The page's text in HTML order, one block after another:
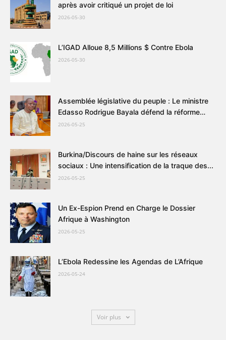
après avoir critiqué un projet de loi
2026-05-30
L’IGAD Alloue 8,5 Millions $ Contre Ebola
2026-05-30
Assemblée législative du peuple : Le ministre
Edasso Rodrigue Bayala défend la réforme
du...
2026-05-25
Burkina/Discours de haine sur les réseaux
sociaux : Une intensification de la traque des...
2026-05-25
Un Ex-Espion Prend en Charge le Dossier
Afrique à Washington
2026-05-25
L’Ebola Redessine les Agendas de L’Afrique
2026-05-24
Voir plus